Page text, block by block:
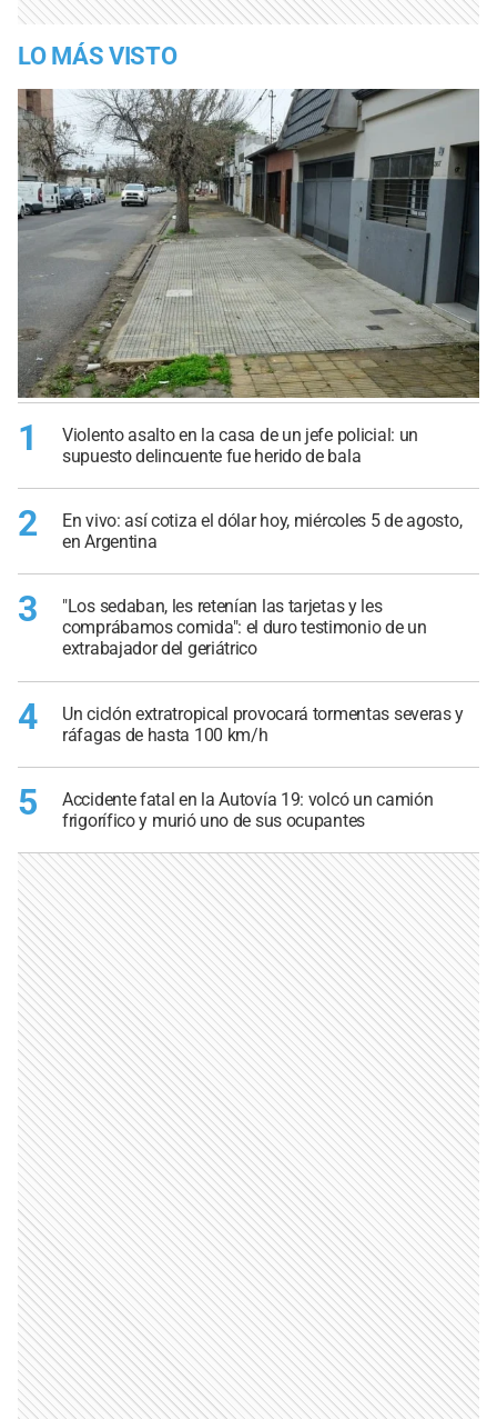
LO MÁS VISTO
1
Violento asalto en la casa de un jefe policial: un
supuesto delincuente fue herido de bala
2
En vivo: así cotiza el dólar hoy, miércoles 5 de agosto,
en Argentina
3
"Los sedaban, les retenían las tarjetas y les
comprábamos comida": el duro testimonio de un
extrabajador del geriátrico
4
Un ciclón extratropical provocará tormentas severas y
ráfagas de hasta 100 km/h
5
Accidente fatal en la Autovía 19: volcó un camión
frigorífico y murió uno de sus ocupantes